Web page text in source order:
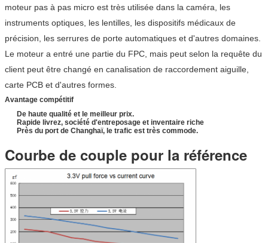
moteur pas à pas micro est très utilisée dans la caméra, les
instruments optiques, les lentilles, les dispositifs médicaux de
précision, les serrures de porte automatiques et d'autres domaines.
Le moteur a entré une partie du FPC, mais peut selon la requête du
client peut être changé en canalisation de raccordement aiguille,
carte PCB et d'autres formes.
Avantage compétitif
De haute qualité et le meilleur prix.
Rapide livrez, société d'entreposage et inventaire riche
Près du port de Changhaï, le trafic est très commode.
Courbe de couple pour la référence